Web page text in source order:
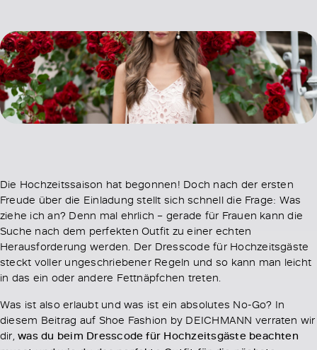
Die Hochzeitssaison hat begonnen! Doch nach der ersten
Freude über die Einladung stellt sich schnell die Frage: Was
ziehe ich an? Denn mal ehrlich – gerade für Frauen kann die
Suche nach dem perfekten Outfit zu einer echten
Herausforderung werden. Der Dresscode für Hochzeitsgäste
steckt voller ungeschriebener Regeln und so kann man leicht
in das ein oder andere Fettnäpfchen treten.
Was ist also erlaubt und was ist ein absolutes No-Go? In
diesem Beitrag auf Shoe Fashion by DEICHMANN verraten wir
dir,was du beim Dresscode für Hochzeitsgäste beachten